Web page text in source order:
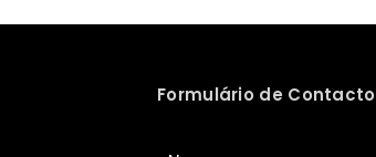
Formulário de Contacto